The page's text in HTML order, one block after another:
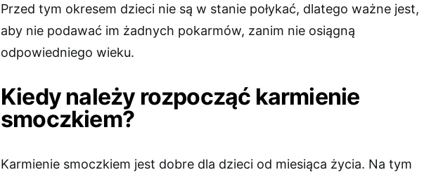
Przed tym okresem dzieci nie są w stanie połykać, dlatego ważne jest,
aby nie podawać im żadnych pokarmów, zanim nie osiągną
odpowiedniego wieku.
Kiedy należy rozpocząć karmienie
smoczkiem?
Karmienie smoczkiem jest dobre dla dzieci od miesiąca życia. Na tym